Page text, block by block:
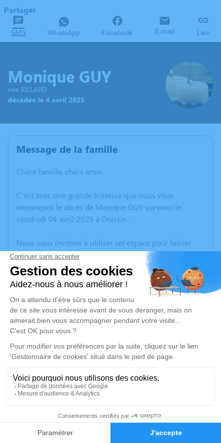
Faire-part Hommages
Partager
SMS WhatsApp Facebook E-mail Lien
Monique GUY
née BILLARD
décédée le 4 avril 2025
Message de la famille
Chère famille, chers amis,
C’est avec une grande tristesse que nous vous
annonçons le décès de Monique GUY survenu le
vendredi 04 avril 2025 à Doissin.
Nous vous invitons à utiliser cet espace pour laisser
vos condoléances, partager des photos souvenirs, une
anecdote ou exprimer vos pensées à travers des
poèmes ou des textes. Cet endroit est un lieu
d'expression dédié à honorer la mémoire de Monique
GUY.
Un service de plantation d’arbre hommage est
disponible ici.
Je rends hommage
Cérémonie
Eglise Saint Martin 2 Chemin de l'Eglise
38730 Doissin